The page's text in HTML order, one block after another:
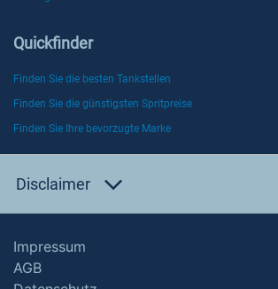
Quickfinder
Finden Sie die besten Tankstellen
Finden Sie die günstigsten Spritpreise
Finden Sie Ihre bevorzugte Marke
Disclaimer
Impressum
AGB